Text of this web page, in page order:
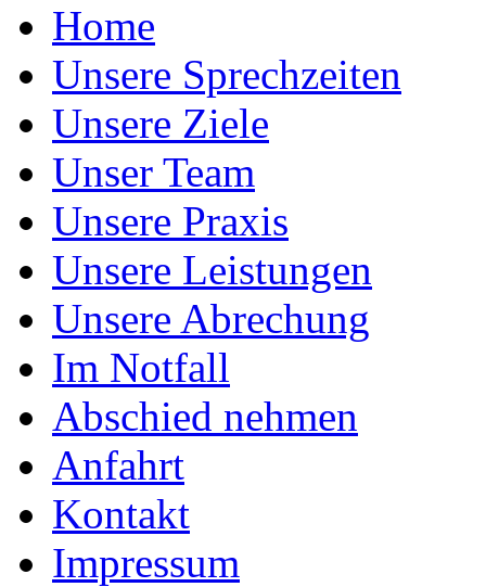
Home
Unsere Sprechzeiten
Unsere Ziele
Unser Team
Unsere Praxis
Unsere Leistungen
Unsere Abrechung
Im Notfall
Abschied nehmen
Anfahrt
Kontakt
Impressum